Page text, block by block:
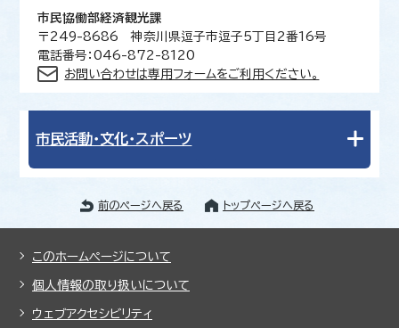
市民協働部経済観光課
〒249-8686 神奈川県逗子市逗子5丁目2番16号
電話番号：046-872-8120
お問い合わせは専用フォームをご利用ください。
市民活動・文化・スポーツ
前のページへ戻る トップページへ戻る
このホームページについて
個人情報の取り扱いについて
ウェブアクセシビリティ